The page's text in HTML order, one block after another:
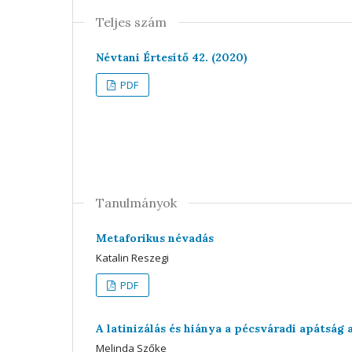
Teljes szám
Névtani Értesítő 42. (2020)
PDF
Tanulmányok
Metaforikus névadás
Katalin Reszegi
PDF
A latinizálás és hiánya a pécsváradi apátság
Melinda Szőke